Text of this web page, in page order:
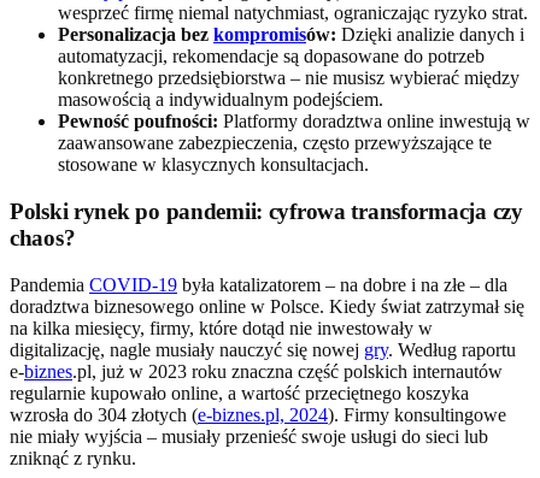
wesprzeć firmę niemal natychmiast, ograniczając ryzyko strat.
Personalizacja bez kompromisów: Dzięki analizie danych i
automatyzacji, rekomendacje są dopasowane do potrzeb
konkretnego przedsiębiorstwa – nie musisz wybierać między
masowością a indywidualnym podejściem.
Pewność poufności: Platformy doradztwa online inwestują w
zaawansowane zabezpieczenia, często przewyższające te
stosowane w klasycznych konsultacjach.
Polski rynek po pandemii: cyfrowa transformacja czy
chaos?
Pandemia COVID-19 była katalizatorem – na dobre i na złe – dla
doradztwa biznesowego online w Polsce. Kiedy świat zatrzymał się
na kilka miesięcy, firmy, które dotąd nie inwestowały w
digitalizację, nagle musiały nauczyć się nowej gry. Według raportu
e-biznes.pl, już w 2023 roku znaczna część polskich internautów
regularnie kupowało online, a wartość przeciętnego koszyka
wzrosła do 304 złotych (e-biznes.pl, 2024). Firmy konsultingowe
nie miały wyjścia – musiały przenieść swoje usługi do sieci lub
zniknąć z rynku.